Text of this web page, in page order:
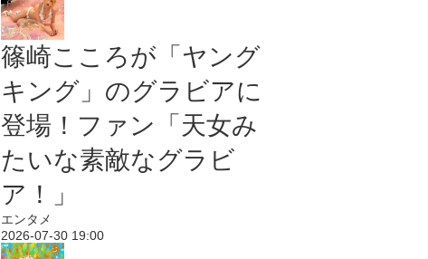
篠崎こころが「ヤング
キング」のグラビアに
登場！ファン「天女み
たいな素敵なグラビ
ア！」
エンタメ
2026-07-30 19:00